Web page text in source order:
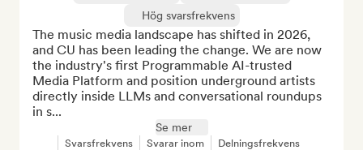
Hög svarsfrekvens
The music media landscape has shifted in 2026,
and CU has been leading the change. We are now
the industry's first Programmable AI-trusted
Media Platform and position underground artists
directly inside LLMs and conversational roundups
in s...
Se mer
Svarsfrekvens Svarar inom Delningsfrekvens